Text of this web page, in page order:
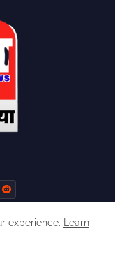
experience.
Learn